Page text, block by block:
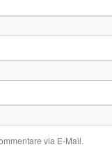
via E-Mail.